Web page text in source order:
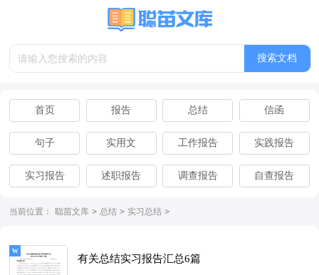
搜索文档
首页 报告 总结 信函
句子 实用文 工作报告 实践报告
实习报告 述职报告 调查报告 自查报告
离职报告
当前位置： 聪苗文库 > 总结 > 实习总结 >
有关总结实习报告汇总6篇